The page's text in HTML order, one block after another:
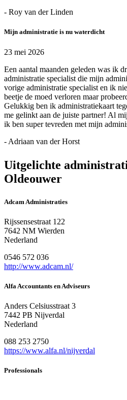
- Roy van der Linden
Mijn administratie is nu waterdicht
23 mei 2026
Een aantal maanden geleden was ik
administratie specialist die mijn
vorige administratie specialist en ik
beetje de moed verloren maar
Gelukkig ben ik administratiekaart
me gelinkt aan de juiste partner! Al
ik ben super tevreden met mijn
- Adriaan van der Horst
Uitgelichte
Oldeouwer
Adcam Administraties
Rijssensestraat 122
7642 NM Wierden
Nederland
0546 572 036
http://www.adcam.nl/
Alfa Accountants en Adviseurs
Anders Celsiusstraat 3
7442 PB Nijverdal
Nederland
088 253 2750
https://www.alfa.nl/nijverdal
Professionals